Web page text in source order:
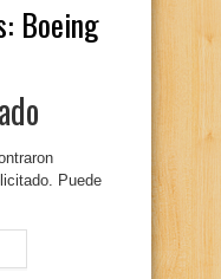
Boeing
Puede